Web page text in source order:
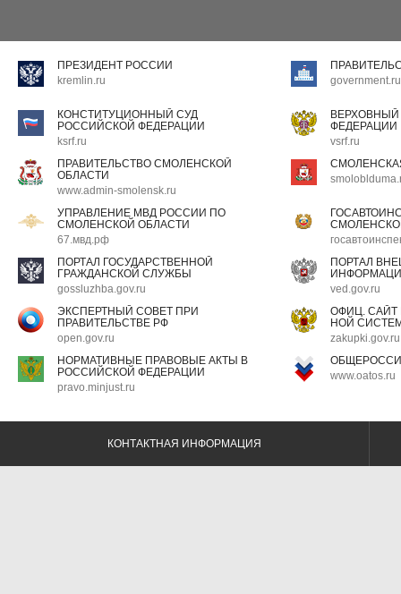
ПРЕЗИДЕНТ РОССИИ
kremlin.ru
government.ru
КОНСТИТУЦИОННЫЙ СУД
РОССИЙСКОЙ ФЕДЕРАЦИИ
ksrf.ru
ФЕДЕРАЦИИ
vsrf.ru
ПРАВИТЕЛЬСТВО СМОЛЕНСКОЙ
ОБЛАСТИ
www.admin-smolensk.ru
УПРАВЛЕНИЕ МВД РОССИИ ПО
СМОЛЕНСКОЙ ОБЛАСТИ
67.мвд.рф
ПОРТАЛ ГОСУДАРСТВЕННОЙ
ГРАЖДАНСКОЙ СЛУЖБЫ
gossluzhba.gov.ru
ПОРТАЛ
ved.gov.ru
ЭКСПЕРТНЫЙ СОВЕТ ПРИ
ПРАВИТЕЛЬСТВЕ РФ
open.gov.ru
ОФИЦ.
НОЙ
zakupki.gov.ru
НОРМАТИВНЫЕ ПРАВОВЫЕ АКТЫ В
РОССИЙСКОЙ ФЕДЕРАЦИИ
pravo.minjust.ru
www.oatos.ru
КОНТАКТНАЯ ИНФОРМАЦИЯ